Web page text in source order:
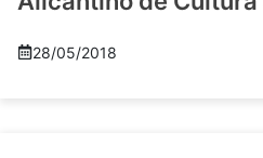
28/05/2018